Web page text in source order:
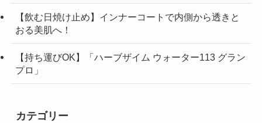
【飲む日焼け止め】インナーコートで内側から透きと
おる美肌へ！
【持ち運びOK】「ハーブザイム ウォーター113 グラン
プロ」
カテゴリー